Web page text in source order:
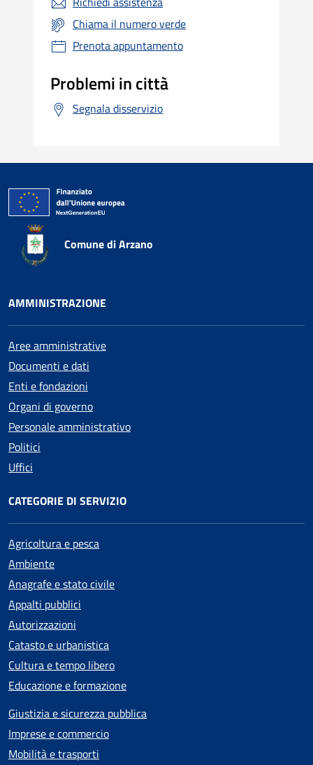
Chiama il numero verde
Prenota appuntamento
Problemi in città
Segnala disservizio
Comune di Arzano
AMMINISTRAZIONE
Aree amministrative
Documenti e dati
Enti e fondazioni
Organi di governo
Personale amministrativo
Politici
Uffici
CATEGORIE DI SERVIZIO
Agricoltura e pesca
Ambiente
Anagrafe e stato civile
Appalti pubblici
Autorizzazioni
Catasto e urbanistica
Cultura e tempo libero
Educazione e formazione
Giustizia e sicurezza pubblica
Imprese e commercio
Mobilità e trasporti